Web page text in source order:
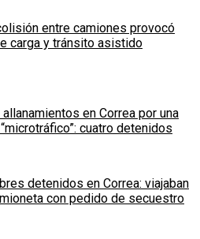
entre camiones provocó
carga y tránsito asistido
en Correa por una
cuatro detenidos
detenidos en Correa: viajaban
con pedido de secuestro